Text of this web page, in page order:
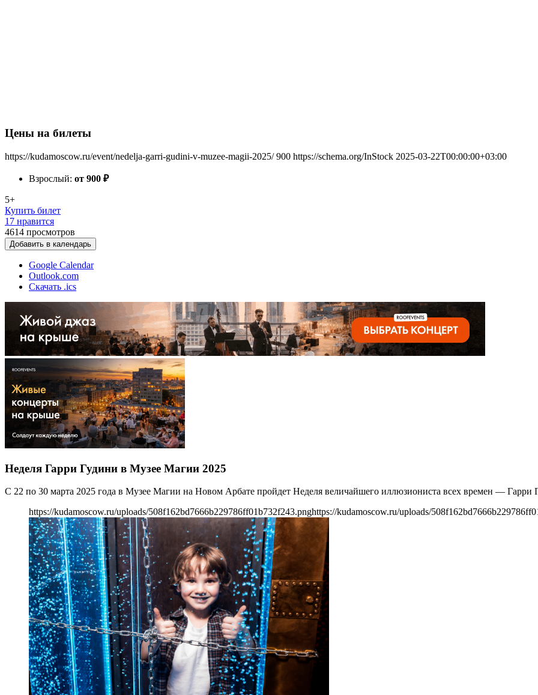
Цены на билеты
https://kudamoscow.ru/event/nedelja-garri-gudini-v-muzee-magii-2025/ 900 https://schema.org/InStock 2025-03-22T00:00:00+03:00
Взрослый: от 900 ₽
5+
Купить билет
17 нравится
4614 просмотров
Добавить в календарь
Google Calendar
Outlook.com
Скачать .ics
Неделя Гарри Гудини в Музее Магии 2025
С 22 по 30 марта 2025 года в Музее Магии на Новом Арбате пройдет Неделя величайшего иллюзиониста всех времен — Гарри
https://kudamoscow.ru/uploads/508f162bd7666b229786ff01b732f243.pnghttps://kudamoscow.ru/uploads/